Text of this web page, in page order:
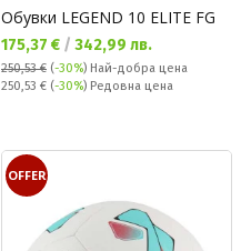
Обувки LEGEND 10 ELITE FG
Текуща цена:
175,37 € / 342,99 лв.
250,53 € (-30%) Най-добра цена
Редовна цена:
250,53 € (-30%) Редовна цена
OFFER